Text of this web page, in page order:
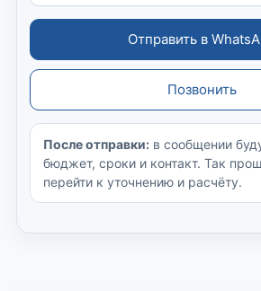
Отправить в
Позвонить
После отправки: в сообщении
бюджет, сроки и контакт. Так
перейти к уточнению и расчёту.